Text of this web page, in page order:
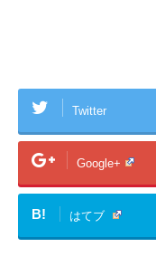
Twitter
Google+
B! はてブ